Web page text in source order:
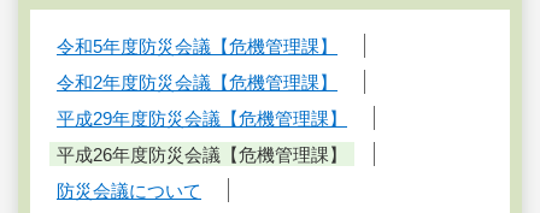
令和5年度防災会議【危機管理課】
令和2年度防災会議【危機管理課】
平成29年度防災会議【危機管理課】
平成26年度防災会議【危機管理課】
防災会議について